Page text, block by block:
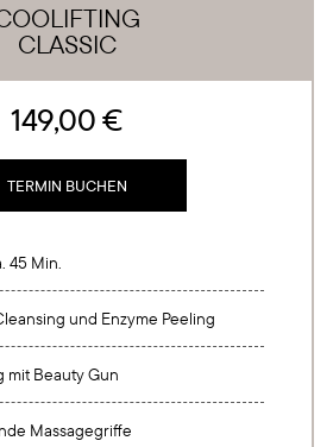
CLASSIC
149,00 €
TERMIN BUCHEN
45 Min.
und Enzyme Peeling
mit Beauty Gun
Massagegriffe